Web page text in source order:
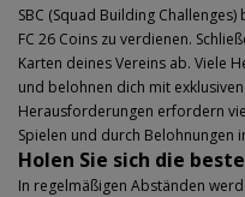
SBC (Squad Building
FC 26 Coins zu verdienen.
Karten deines Vereins ab. Viele
und belohnen dich mit
Herausforderungen erfordern
Spielen und durch Belohnungen
Holen Sie sich die
In regelmäßigen Abständen